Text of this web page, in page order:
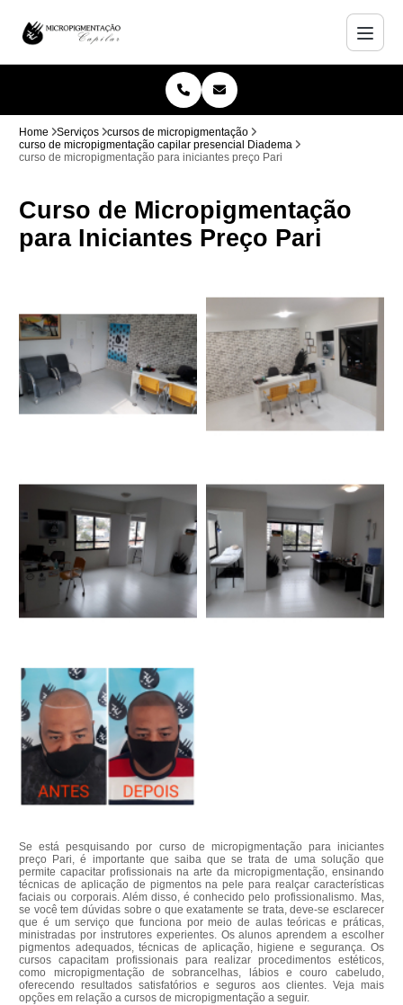
Home Serviços
cursos de micropigmentação
curso de micropigmentação capilar presencial Diadema
curso de micropigmentação para iniciantes preço Pari
Curso de Micropigmentação
para Iniciantes Preço Pari
Se está pesquisando por curso de micropigmentação para iniciantes
preço Pari, é importante que saiba que se trata de uma solução que
permite capacitar profissionais na arte da micropigmentação, ensinando
técnicas de aplicação de pigmentos na pele para realçar características
faciais ou corporais. Além disso, é conhecido pelo profissionalismo. Mas,
se você tem dúvidas sobre o que exatamente se trata, deve-se esclarecer
que é um serviço que funciona por meio de aulas teóricas e práticas,
ministradas por instrutores experientes. Os alunos aprendem a escolher
pigmentos adequados, técnicas de aplicação, higiene e segurança. Os
cursos capacitam profissionais para realizar procedimentos estéticos,
como micropigmentação de sobrancelhas, lábios e couro cabeludo,
oferecendo resultados satisfatórios e seguros aos clientes. Veja mais
opções em relação a cursos de micropigmentação a seguir.